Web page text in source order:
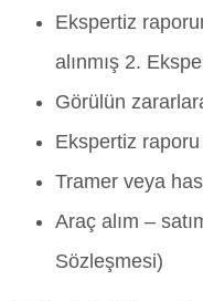
Ekspertiz
alınmış 2.
Görülün
Ekspertiz raporu
Tramer veya
Araç alım –
Sözleşmesi)